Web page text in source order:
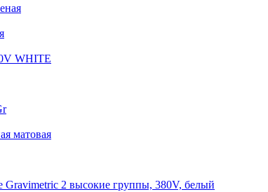
WHITE
матовая
2 высокие группы, 380V, белый